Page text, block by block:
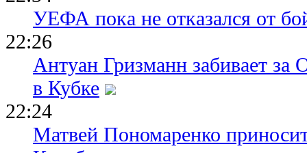
УЕФА пока не отказался от
22:26
Антуан Гризманн забивает за
в Кубке
22:24
Матвей Пономаренко